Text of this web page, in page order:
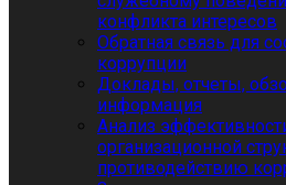
конфликта интересов
Обратная связь для
коррупции
Доклады, отчеты,
информация
Анализ
организационной
противодействию